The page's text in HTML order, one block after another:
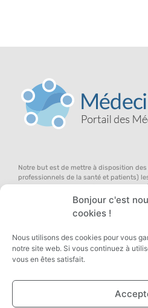
Bonjour c'est
cookies !
Nous utilisons des cookies pour vous
notre site web. Si vous continuez à
vous en êtes satisfait.
Notre but est de mettre à disposition
professionnels de la santé et patients)
dans le domaine des médecines douces
complementary and alternative
d’équilibre du terrain, pour qu’ils
sur la médecine de demain … dans une